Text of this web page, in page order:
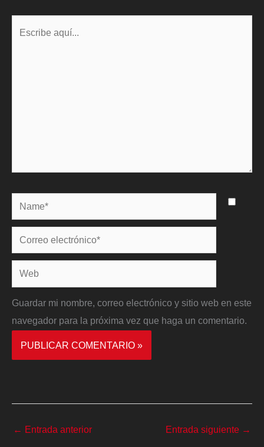
Name*
Correo
electrónico*
Web
Guardar mi nombre, correo electrónico y sitio web en este
navegador para la próxima vez que haga un comentario.
← Entrada anterior Entrada siguiente →